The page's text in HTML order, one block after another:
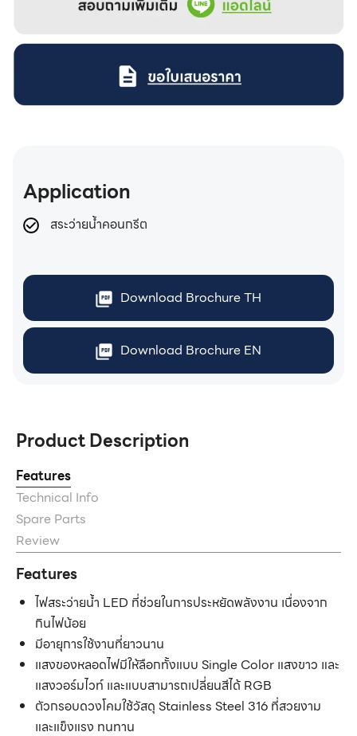
Application
สระว่ายน้ำคอนกรีต
Download Brochure TH
Download Brochure EN
Product Description
Features
Technical Info
Spare Parts
Review
Features
ไฟสระว่ายน้ำ LED ที่ช่วยในการประหยัดพลังงาน เนื่องจาก
กินไฟน้อย
มีอายุการใช้งานที่ยาวนาน
แสงของหลอดไฟมีให้ลือกทั้งแบบ Single Color แสงขาว และ
แสงวอร์มไวท์ และแบบสามารถเปลี่ยนสีได้ RGB
ตัวกรอบดวงโคมใช้วัสดุ Stainless Steel 316 ที่สวยงาม
และแข็งแรง ทนทาน